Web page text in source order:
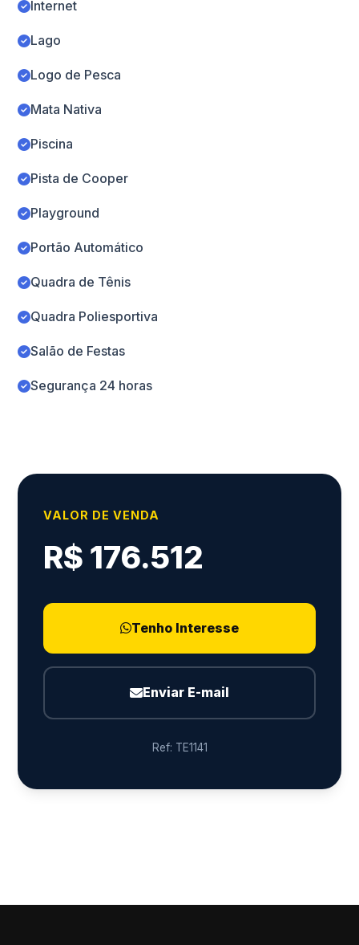
Internet
Lago
Logo de Pesca
Mata Nativa
Piscina
Pista de Cooper
Playground
Portão Automático
Quadra de Tênis
Quadra Poliesportiva
Salão de Festas
Segurança 24 horas
VALOR DE VENDA
R$ 176.512
Tenho Interesse
Enviar E-mail
Ref: TE1141